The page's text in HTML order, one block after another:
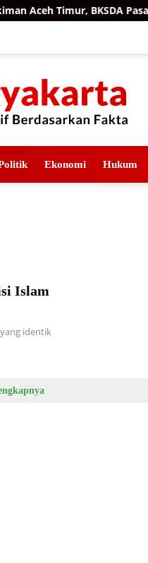
Timur, BKSDA Pasang
Ekonomi Hukum
Islam
yang identik